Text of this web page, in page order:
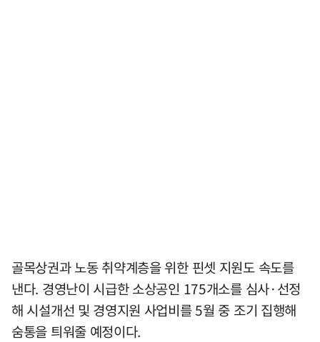
골목상권과 노동 취약계층을 위한 핀셋 지원도 속도를
낸다. 경영난이 시급한 소상공인 175개소를 심사·선정
해 시설개선 및 경영지원 사업비를 5월 중 조기 집행해
숨통을 틔워줄 예정이다.